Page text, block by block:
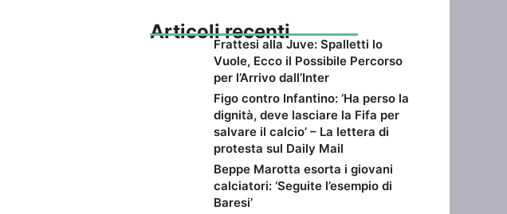
Articoli recenti
Frattesi alla Juve: Spalletti lo
Vuole, Ecco il Possibile Percorso
per l’Arrivo dall’Inter
Figo contro Infantino: ‘Ha perso la
dignità, deve lasciare la Fifa per
salvare il calcio’ – La lettera di
protesta sul Daily Mail
Beppe Marotta esorta i giovani
calciatori: ‘Seguite l’esempio di
Baresi’